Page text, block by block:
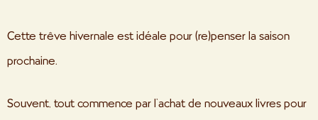
politique de confidentialitéet sous "Afficher les
détails".
Cette trêve hivernale est idéale pour (re)penser la saison
prochaine.
Souvent, tout commence par l’achat de nouveaux livres pour